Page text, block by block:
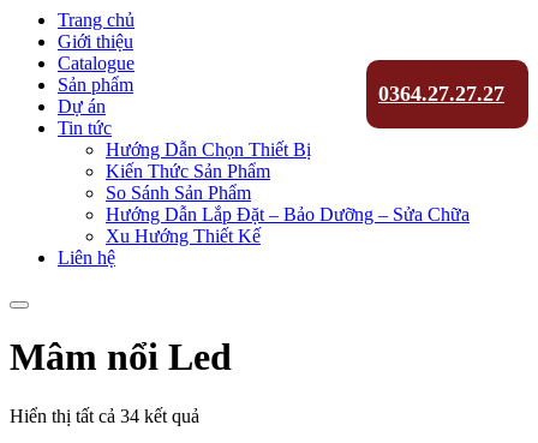
0364.27.27.27
Trang chủ
Giới thiệu
Catalogue
Sản phẩm
Dự án
Tin tức
Hướng Dẫn Chọn Thiết Bị
Kiến Thức Sản Phẩm
So Sánh Sản Phẩm
Hướng Dẫn Lắp Đặt – Bảo Dưỡng – Sửa Chữa
Xu Hướng Thiết Kế
Liên hệ
Mâm nổi Led
Hiển thị tất cả 34 kết quả